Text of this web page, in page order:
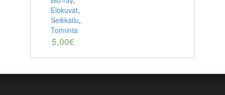
Elokuvat,
Seikkailu,
Toiminta
5,00€